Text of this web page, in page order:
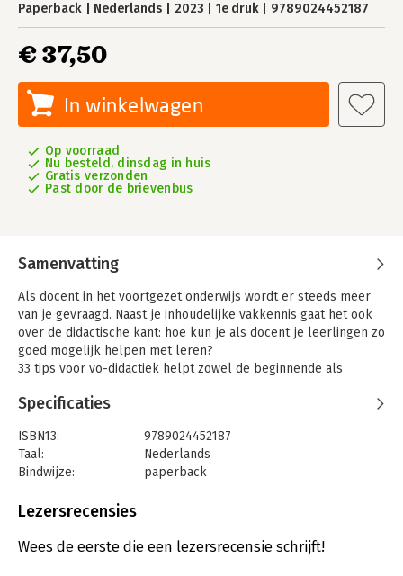
Paperback Nederlands 2023 1e druk 9789024452187
€ 37,50
In winkelwagen
Op voorraad
Nu besteld, dinsdag in huis
Gratis verzonden
Past door de brievenbus
Samenvatting
Als docent in het voortgezet onderwijs wordt er steeds meer
van je gevraagd. Naast je inhoudelijke vakkennis gaat het ook
over de didactische kant: hoe kun je als docent je leerlingen zo
goed mogelijk helpen met leren?
33 tips voor vo-didactiek helpt zowel de beginnende als
voortgezet onderwijs. Het bevat 33 unieke tips voor effectieve
de belangrijkste wetenschappelijke inzichten. Vervolgens
worden praktische aanwijzingen gegeven uit de
onderwijspraktijk, direct inzetbaar in de les. De auteurs
hoe leerlingen leren leren en wat wel en niet werkt.
begeleiden van leerlingen en is te gebruiken bij zowel het
Specificaties
ISBN13:
9789024452187
Taal:
Nederlands
Bindwijze:
paperback
Uitgever:
Verschijningsdatum:
1-5-2023
Lezersrecensies
Wees de eerste die een lezersrecensie schrijft!